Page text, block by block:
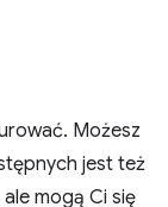
Możesz
jest też
mogą Ci się